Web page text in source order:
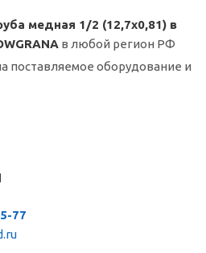
медная 1/2 (12,7х0,81) в
в любой регион РФ
поставляемое оборудование и
77